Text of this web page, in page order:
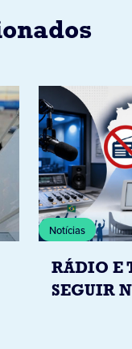
Notícias
RÁDIO E
SEGUIR